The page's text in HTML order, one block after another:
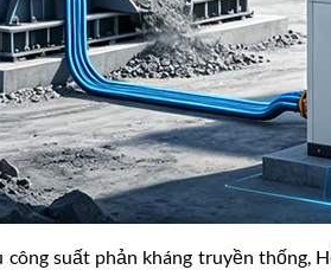
công suất phản kháng truyền thống,